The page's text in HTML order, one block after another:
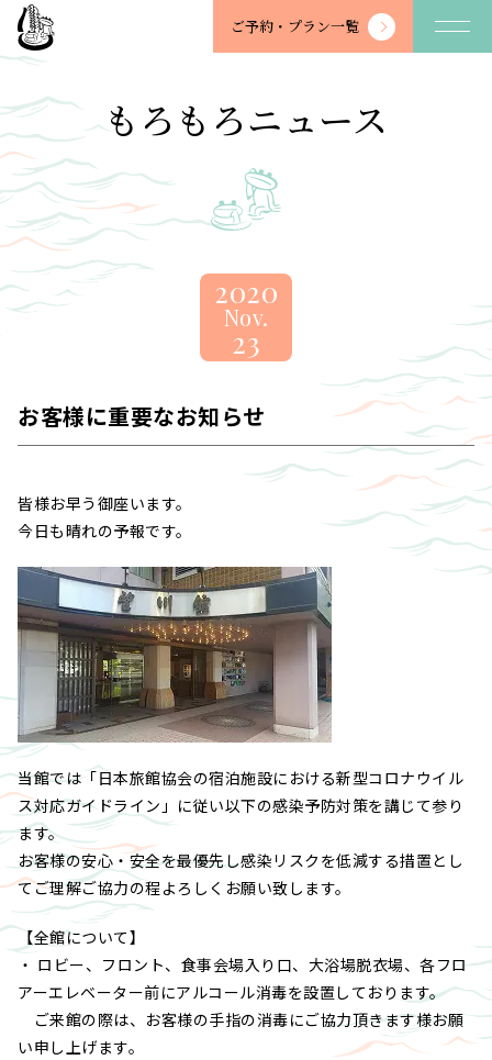
望
川
-
BOSENKAN
ご予約・ プラン一覧
もろもろニュース
2020
Nov.
23
お客様に重要なお知らせ
皆様お早う御座います。
今日も晴れの予報です。
当館では「日本旅館協会の宿泊施設における新型コロナウイル
ス対応ガイドライン」に従い以下の感染予防対策を講じて参り
ます。
お客様の安心・安全を最優先し感染リスクを低減する措置とし
てご理解ご協力の程よろしくお願い致します。
【全館について】
・ ロビー、フロント、食事会場入り口、大浴場脱衣場、各フロ
アーエレベーター前にアルコール消毒を設置しております。
ご来館の際は、お客様の手指の消毒にご協力頂きます様お願
い申し上げます。